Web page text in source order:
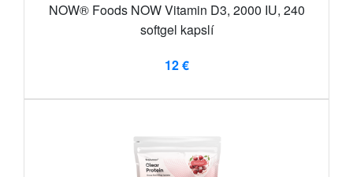
NOW® Foods NOW Vitamin D3, 2000 IU, 240
softgel kapslí
12 €